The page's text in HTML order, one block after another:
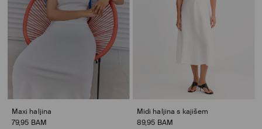
Maxi haljina
79,95 BAM
Midi haljina s kajišem
89,95 BAM